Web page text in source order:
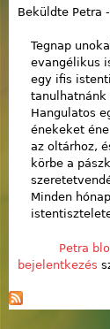
Beküldte Petra -
Tegnap
evangélikus
egy ifis
tanulhatnánk
Hangulatos
énekeket
az oltárhoz,
körbe a
Minden
Petra
bejelentkezés